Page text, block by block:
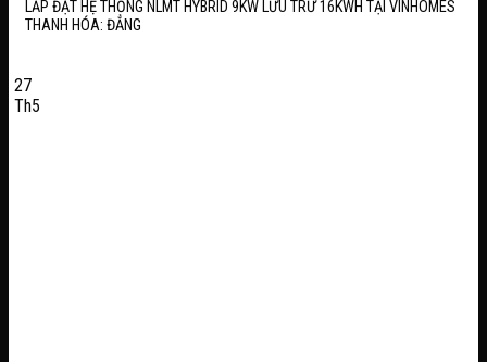
LẮP ĐẶT HỆ THỐNG NLMT HYBRID 9KW LƯU TRỮ 16KWH TẠI VINHOMES
THANH HÓA: ĐẲNG
27
Th5